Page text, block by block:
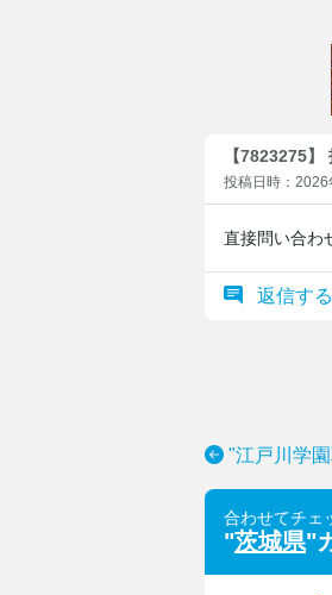
【7823275
投稿日時：
直接問い合わ
返信する
"江戸川学
合わせてチェ
"茨城県"